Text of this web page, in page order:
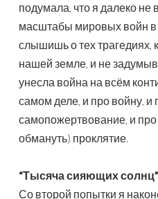
подумала, что я далеко не
масштабы мировых войн
слышишь о тех трагедиях,
нашей земле, и не
унесла война на всём
самом деле, и про войну, и
самопожертвование, и про
обмануть) проклятие.
“Тысяча сияющих солнц”
Со второй попытки я